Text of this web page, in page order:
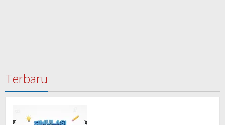
Terbaru